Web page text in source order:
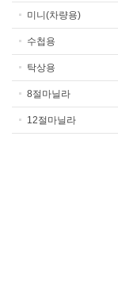
미니(차량용)
수첩용
탁상용
8절마닐라
12절마닐라